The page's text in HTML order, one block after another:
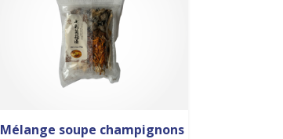
Mélange soupe champignons